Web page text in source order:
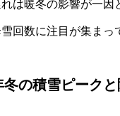
は暖冬の影響が一因
回数に注目が集まっ
の積雪ピーク